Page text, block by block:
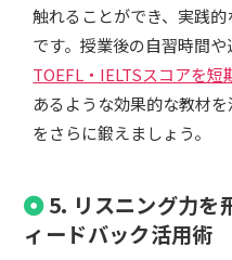
触れることができ、実践
です。授業後の自習時間や
TOEFL・IELTSスコアを
あるような効果的な教材
をさらに鍛えましょう。
5. リスニング力を
ィードバック活用術